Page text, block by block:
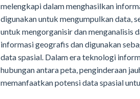
melengkapi dalam menghasilkan
digunakan untuk mengumpulkan data,
untuk mengorganisir dan menganalisis
informasi geografis dan digunakan
data spasial. Dalam era teknologi
hubungan antara peta, penginderaan
memanfaatkan potensi data spasial